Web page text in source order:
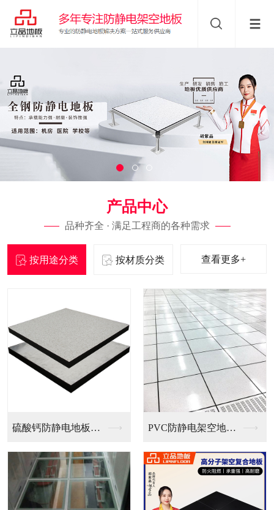
产品中心
品种齐全 · 满足工程商的各种需求
按用途分类 按材质分类 查看更多+
全钢无边防静电地板